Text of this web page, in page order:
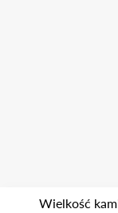
Wielkość